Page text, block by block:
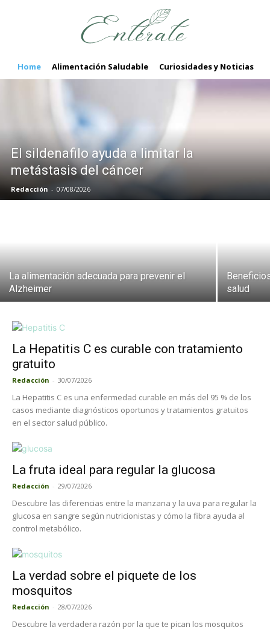
Home Alimentación Saludable Curiosidades y Noticias
El sildenafilo ayuda a limitar la
metástasis del cáncer
Redacción - 07/08/2026
La alimentación adecuada para prevenir el
Alzheimer
salud
La Hepatitis C es curable con tratamiento
gratuito
Redacción - 30/07/2026
La Hepatitis C es una enfermedad curable en más del 95 % de los
casos mediante diagnósticos oportunos y tratamientos gratuitos
en el sector salud público.
La fruta ideal para regular la glucosa
Redacción - 29/07/2026
Descubre las diferencias entre la manzana y la uva para regular la
glucosa en sangre según nutricionistas y cómo la fibra ayuda al
control metabólico.
La verdad sobre el piquete de los
mosquitos
Redacción - 28/07/2026
Descubre la verdadera razón por la que te pican los mosquitos